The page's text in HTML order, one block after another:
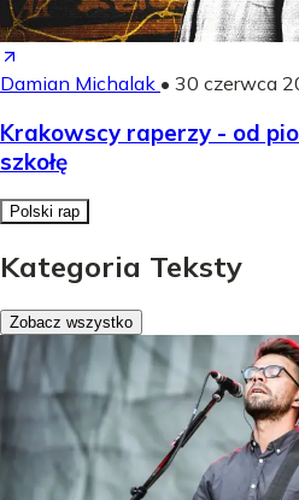
Damian Michalak • 30 czerwca
Krakowscy raperzy - od
szkołę
Polski rap
Kategoria Teksty
Zobacz wszystko